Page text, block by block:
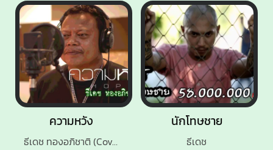
นักโทษชาย
ธีเดช
ความหวัง
ธีเดช ทองอภิชาติ (Cover)